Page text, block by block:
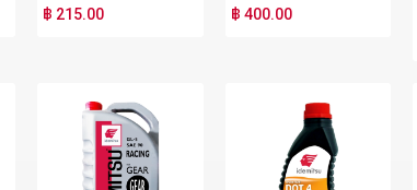
฿ 215.00
฿ 400.00